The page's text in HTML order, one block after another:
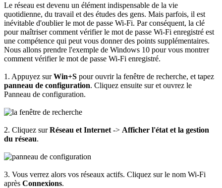
Le réseau est devenu un élément indispensable de la vie
quotidienne, du travail et des études des gens. Mais parfois, il est
inévitable d'oublier le mot de passe Wi-Fi. Par conséquent, la clé
pour maîtriser comment vérifier le mot de passe Wi-Fi enregistré est
une compétence qui peut vous donner des points supplémentaires.
Nous allons prendre l'exemple de Windows 10 pour vous montrer
comment vérifier le mot de passe Wi-Fi enregistré.
1. Appuyez surWin+S pour ouvrir la fenêtre de recherche, et tapez
panneau de configuration. Cliquez ensuite sur et ouvrez le
Panneau de configuration.
2. Cliquez surRéseau et Internet -> Afficher l'état et la gestion
du réseau.
3. Vous verrez alors vos réseaux actifs. Cliquez sur le nom Wi-Fi
après Connexions.